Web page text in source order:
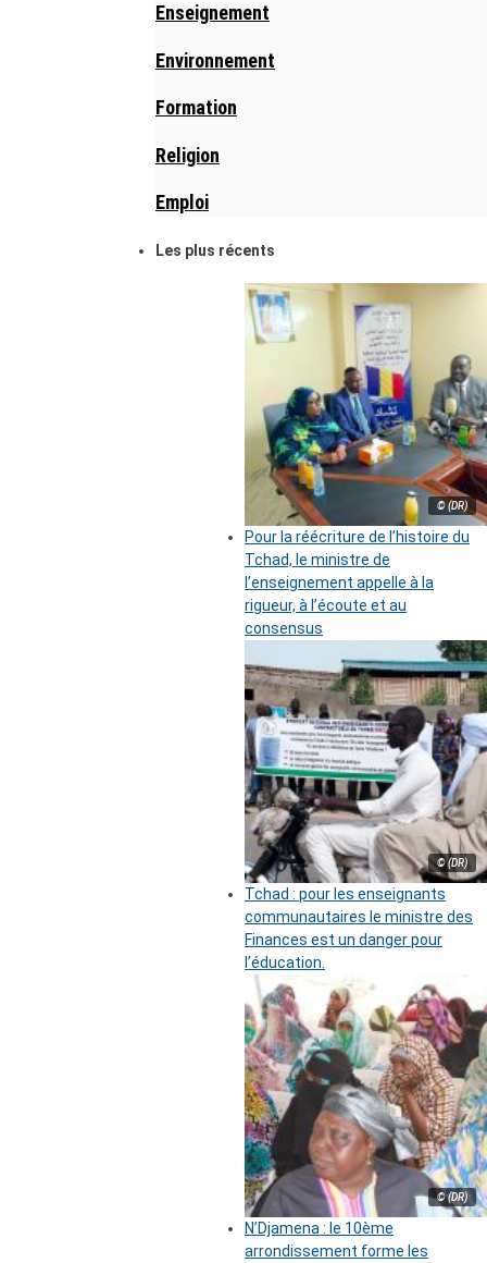
Enseignement
Environnement
Formation
Religion
Emploi
Les plus récents
© (DR)
Pour la réécriture de l’histoire du
Tchad, le ministre de
l’enseignement appelle à la
rigueur, à l’écoute et au
consensus
© (DR)
Tchad : pour les enseignants
communautaires le ministre des
Finances est un danger pour
l’éducation.
© (DR)
N’Djamena : le 10ème
arrondissement forme les